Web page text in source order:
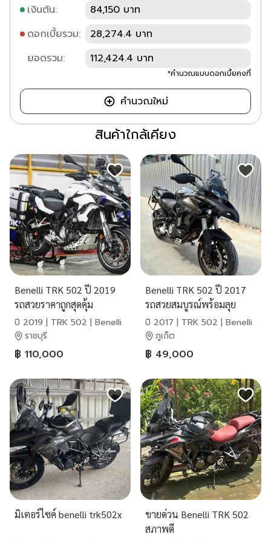
เงินต้น:
84,150 บาท
ดอกเบี้ยรวม:
28,274.4 บาท
ยอดรวม:
112,424.4 บาท
*คำนวณแบบดอกเบี้ยคงที่
คำนวณใหม่
สินค้าใกล้เคียง
Benelli TRK 502 ปี 2019
รถสวยราคาถูกสุดคุ้ม
ปี 2019 | TRK 502 | Benelli
ราชบุรี
฿ 110,000
Benelli TRK 502 ปี 2017
รถสวยสมบูรณ์พร้อมลุย
ปี 2017 | TRK 502 | Benelli
ภูเก็ต
฿ 49,000
มิเตอร์ไซค์ benelli trk502x
ขายด่วน Benelli TRK 502
สภาพดี